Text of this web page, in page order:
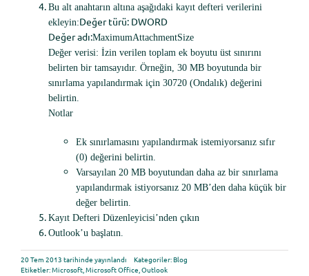
Bu alt anahtarın altına aşağıdaki kayıt defteri verilerini
ekleyin:Değer türü: DWORD
Değer adı:MaximumAttachmentSize
Değer verisi: İzin verilen toplam ek boyutu üst sınırını
belirten bir tamsayıdır. Örneğin, 30 MB boyutunda bir
sınırlama yapılandırmak için 30720 (Ondalık) değerini
belirtin.
Notlar
Ek sınırlamasını yapılandırmak istemiyorsanız sıfır
(0) değerini belirtin.
Varsayılan 20 MB boyutundan daha az bir sınırlama
yapılandırmak istiyorsanız 20 MB’den daha küçük bir
değer belirtin.
Kayıt Defteri Düzenleyicisi’nden çıkın
Outlook’u başlatın.
20 Tem 2013 tarihinde yayınlandı Kategoriler:Blog
Etiketler:Microsoft,Microsoft Office,Outlook